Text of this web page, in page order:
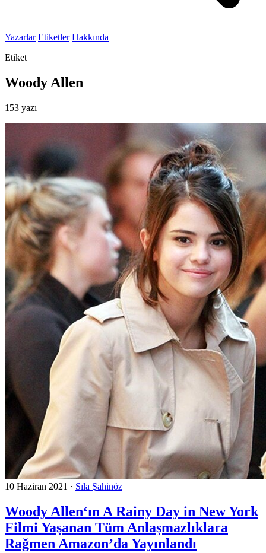
Yazarlar Etiketler Hakkında
Etiket
Woody Allen
153 yazı
10 Haziran 2021 · Sıla Şahinöz
Woody Allen‘ın A Rainy Day in New York
Filmi Yaşanan Tüm Anlaşmazlıklara
Rağmen Amazon’da Yayınlandı